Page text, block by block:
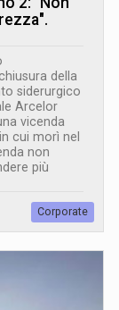
della
siderurgico
Arcelor
vicenda
cui morì nel
non
più
Corporate